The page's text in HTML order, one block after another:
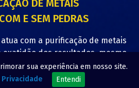
DE METAIS
E SEM PEDRAS
com a purificação de metais
dos resultados, mesmo
todas são recuperadas e
ao cliente.
sua experiência em nosso site.
Entendi